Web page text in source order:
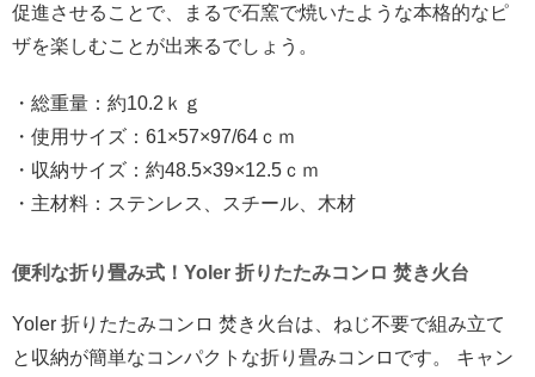
促進させることで、まるで石窯で焼いたような本格的なピ
ザを楽しむことが出来るでしょう。
・総重量：約10.2ｋｇ
・使用サイズ：61×57×97/64ｃｍ
・収納サイズ：約48.5×39×12.5ｃｍ
・主材料：ステンレス、スチール、木材
便利な折り畳み式！Yoler 折りたたみコンロ 焚き火台
Yoler 折りたたみコンロ 焚き火台は、ねじ不要で組み立て
と収納が簡単なコンパクトな折り畳みコンロです。 キャン